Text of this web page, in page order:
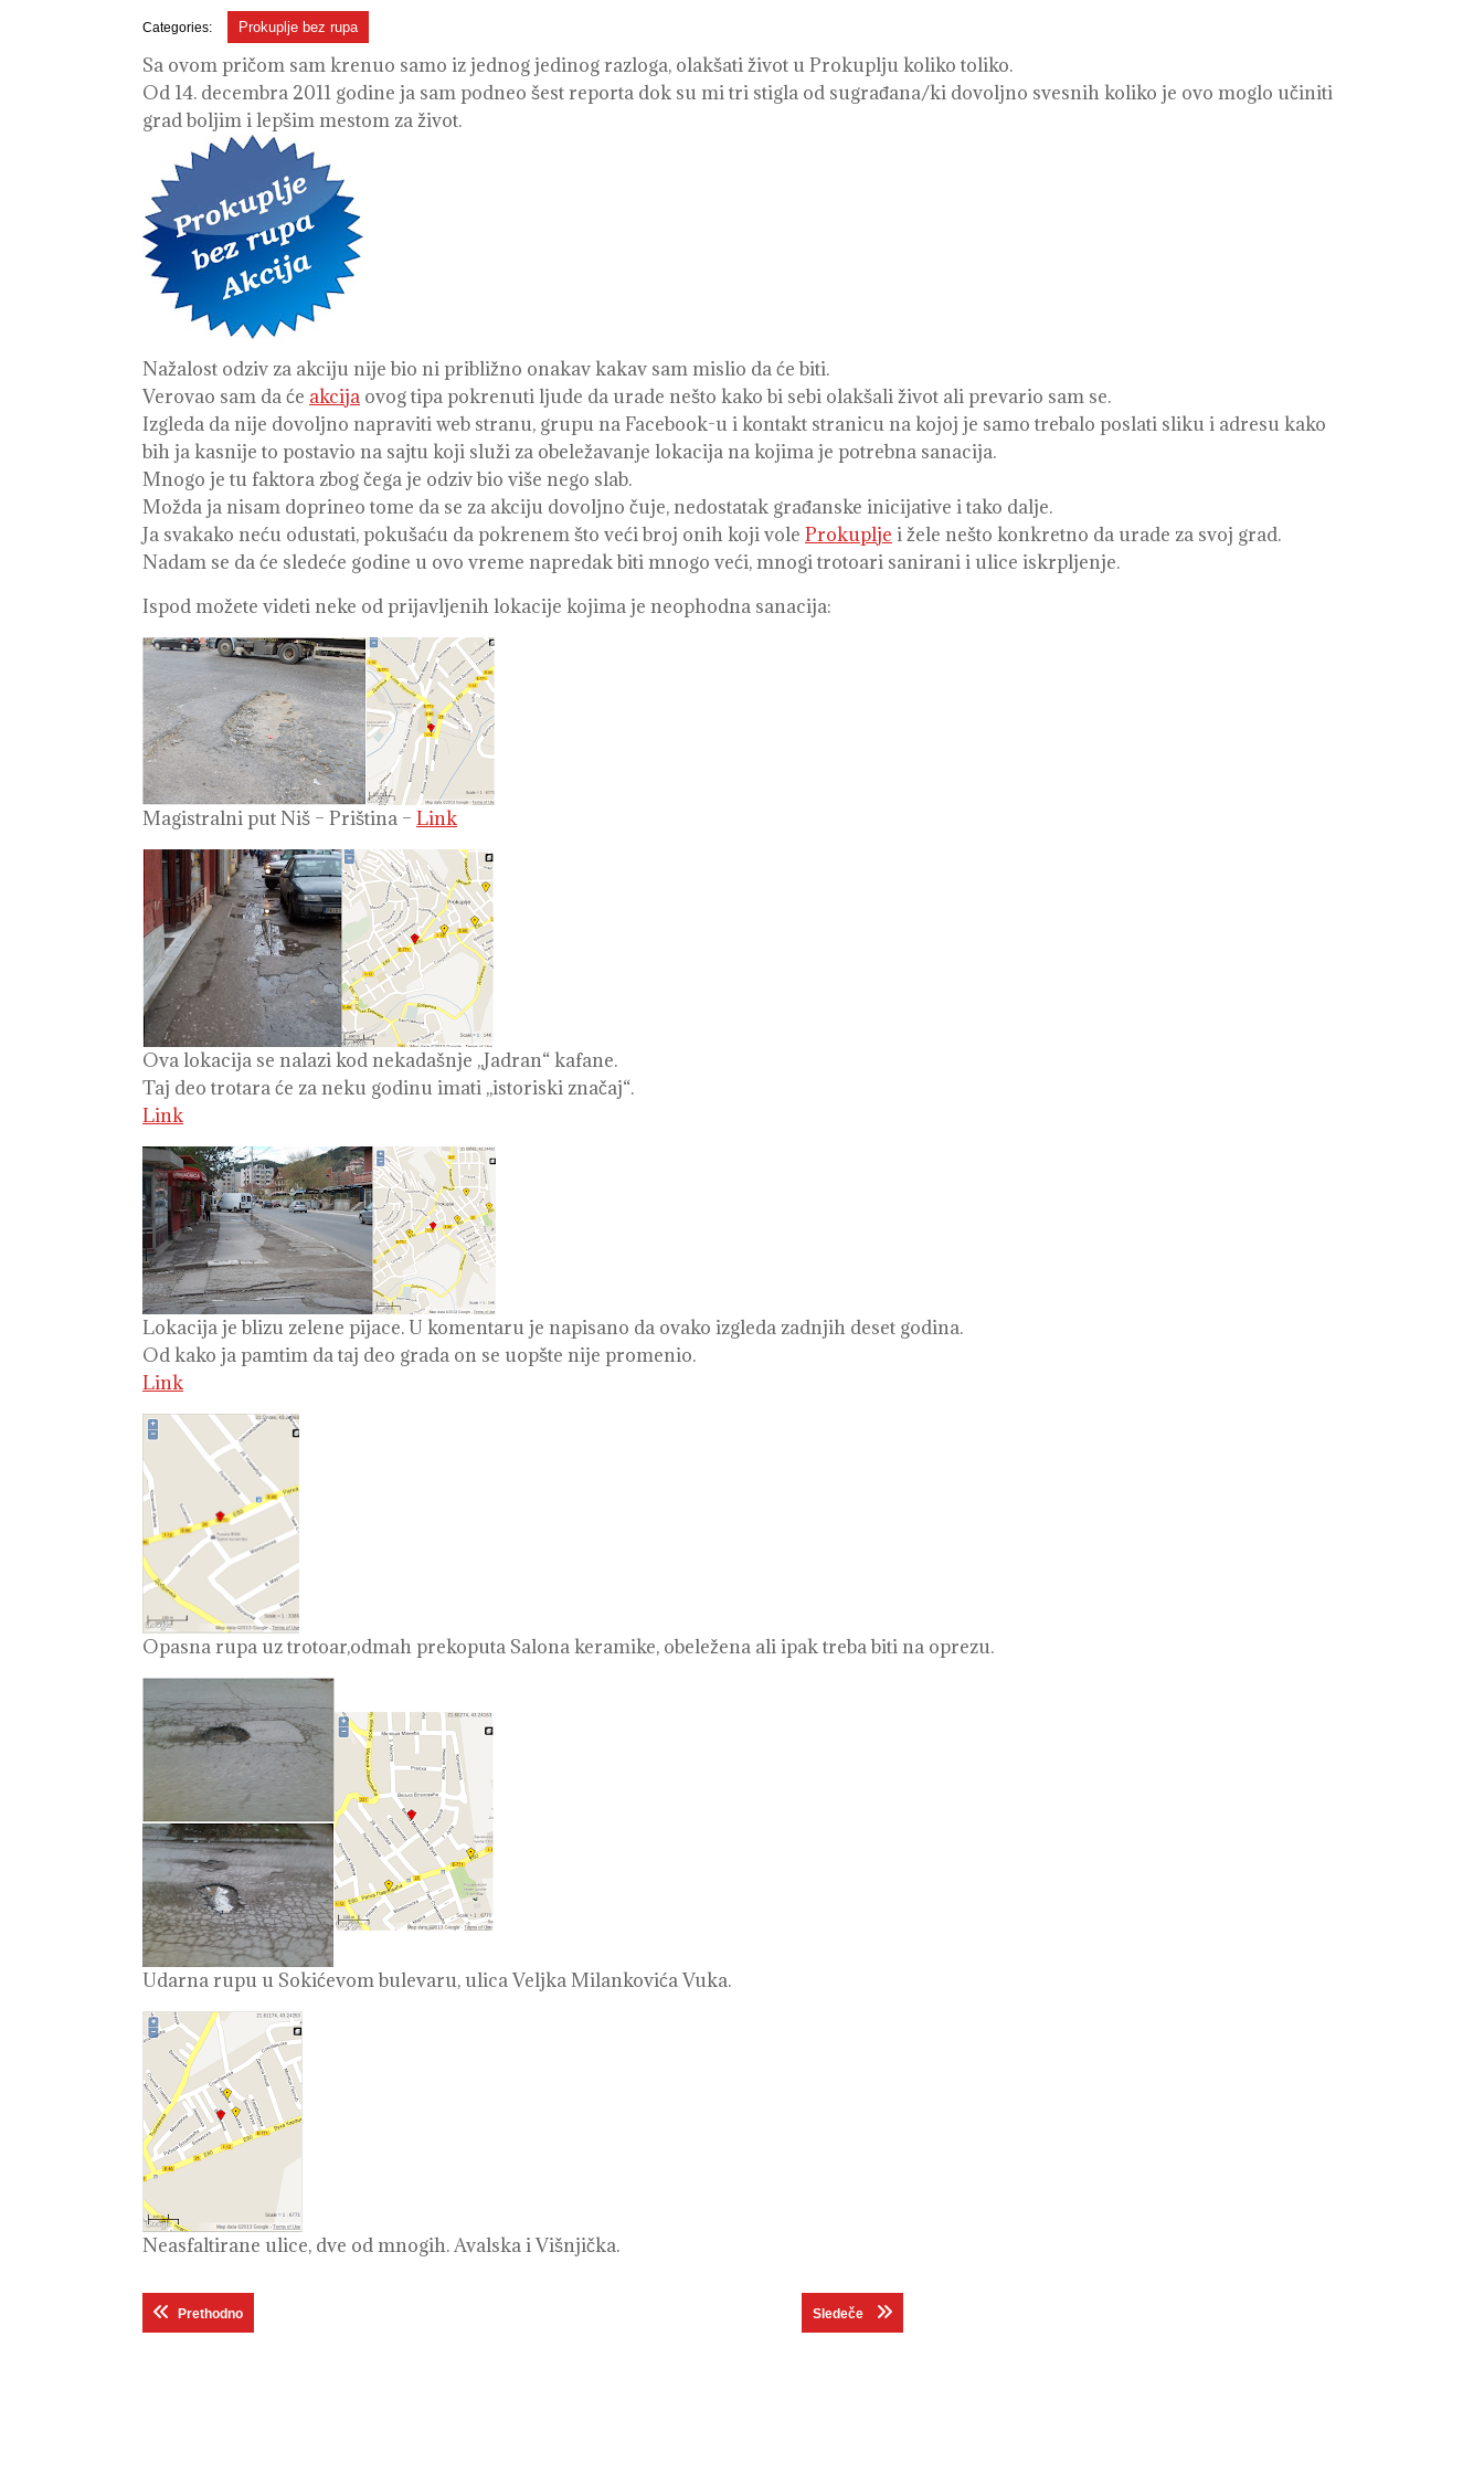
Categories: Prokuplje bez rupa
Sa ovom pričom sam krenuo samo iz jednog jedinog razloga, olakšati život u Prokuplju koliko toliko.
Od 14. decembra 2011 godine ja sam podneo šest reporta dok su mi tri stigla od sugrađana/ki dovoljno svesnih koliko je ovo moglo učiniti
grad boljim i lepšim mestom za život.
Nažalost odziv za akciju nije bio ni približno onakav kakav sam mislio da će biti.
Verovao sam da će akcija ovog tipa pokrenuti ljude da urade nešto kako bi sebi olakšali život ali prevario sam se.
Izgleda da nije dovoljno napraviti web stranu, grupu na Facebook-u i kontakt stranicu na kojoj je samo trebalo poslati sliku i adresu kako
bih ja kasnije to postavio na sajtu koji služi za obeležavanje lokacija na kojima je potrebna sanacija.
Mnogo je tu faktora zbog čega je odziv bio više nego slab.
Možda ja nisam doprineo tome da se za akciju dovoljno čuje, nedostatak građanske inicijative i tako dalje.
Ja svakako neću odustati, pokušaću da pokrenem što veći broj onih koji vole Prokuplje i žele nešto konkretno da urade za svoj grad.
Nadam se da će sledeće godine u ovo vreme napredak biti mnogo veći, mnogi trotoari sanirani i ulice iskrpljenje.
Ispod možete videti neke od prijavljenih lokacije kojima je neophodna sanacija:
Magistralni put Niš – Priština – Link
Ova lokacija se nalazi kod nekadašnje ,,Jadran“ kafane.
Taj deo trotara će za neku godinu imati ,,istoriski značaj“.
Link
Lokacija je blizu zelene pijace. U komentaru je napisano da ovako izgleda zadnjih deset godina.
Od kako ja pamtim da taj deo grada on se uopšte nije promenio.
Link
Opasna rupa uz trotoar,odmah prekoputa Salona keramike, obeležena ali ipak treba biti na oprezu.
Udarna rupu u Sokićevom bulevaru, ulica Veljka Milankovića Vuka.
Neasfaltirane ulice, dve od mnogih. Avalska i Višnjička.
Кретање
чланка
Prethodno Sledeče Next post: